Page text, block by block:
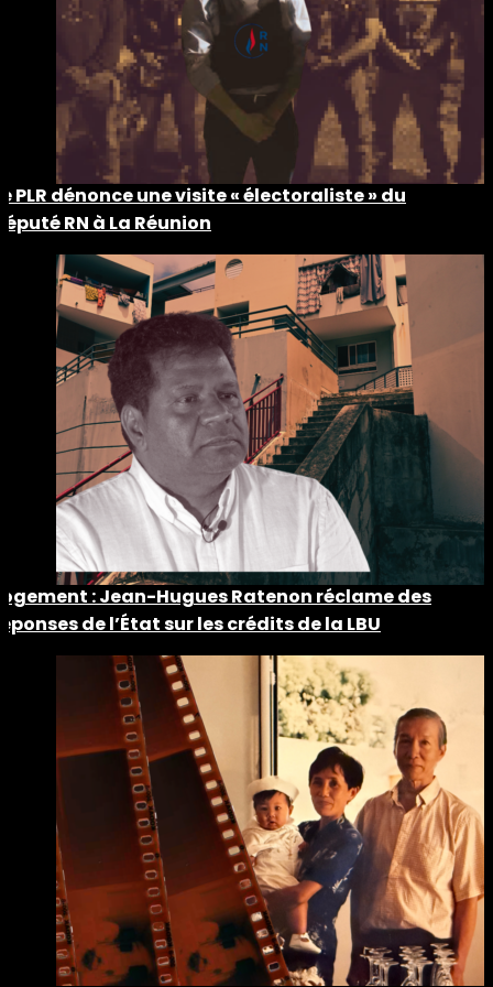
PLR dénonce une visite « électoraliste » du
RN à La Réunion
: Jean-Hugues Ratenon réclame des
de l’État sur les crédits de la LBU